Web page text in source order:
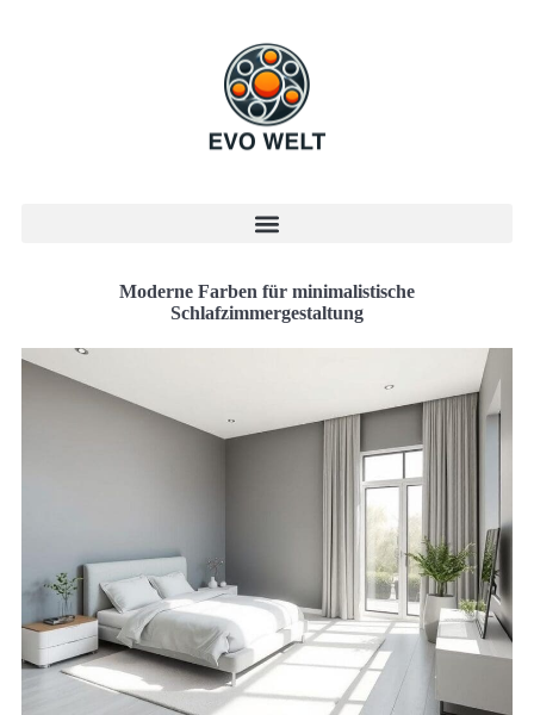
Moderne Farben für minimalistische
Schlafzimmergestaltung